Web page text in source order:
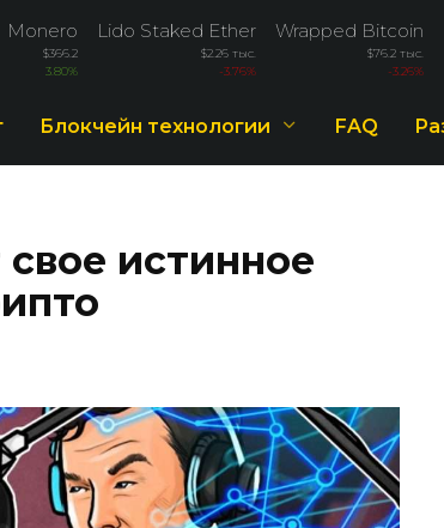
Monero
$366.2
3.80%
Lido Staked Ether
$2.26 тыс.
-3.76%
Wrapped Bitcoin
$76.2 тыс.
-3.26%
Блокчейн технологии FAQ
истинное